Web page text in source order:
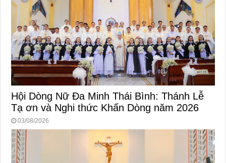
Hội Dòng Nữ Đa Minh Thái Bình: Thánh Lễ
Tạ ơn và Nghi thức Khấn Dòng năm 2026
03/08/2026